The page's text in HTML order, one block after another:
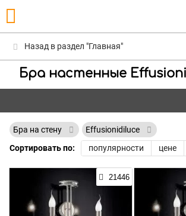
Назад в раздел "Главная"
Бра настенные
Бра на стену
Effusionidiluce
Сортировать по:
популярности цене
21446